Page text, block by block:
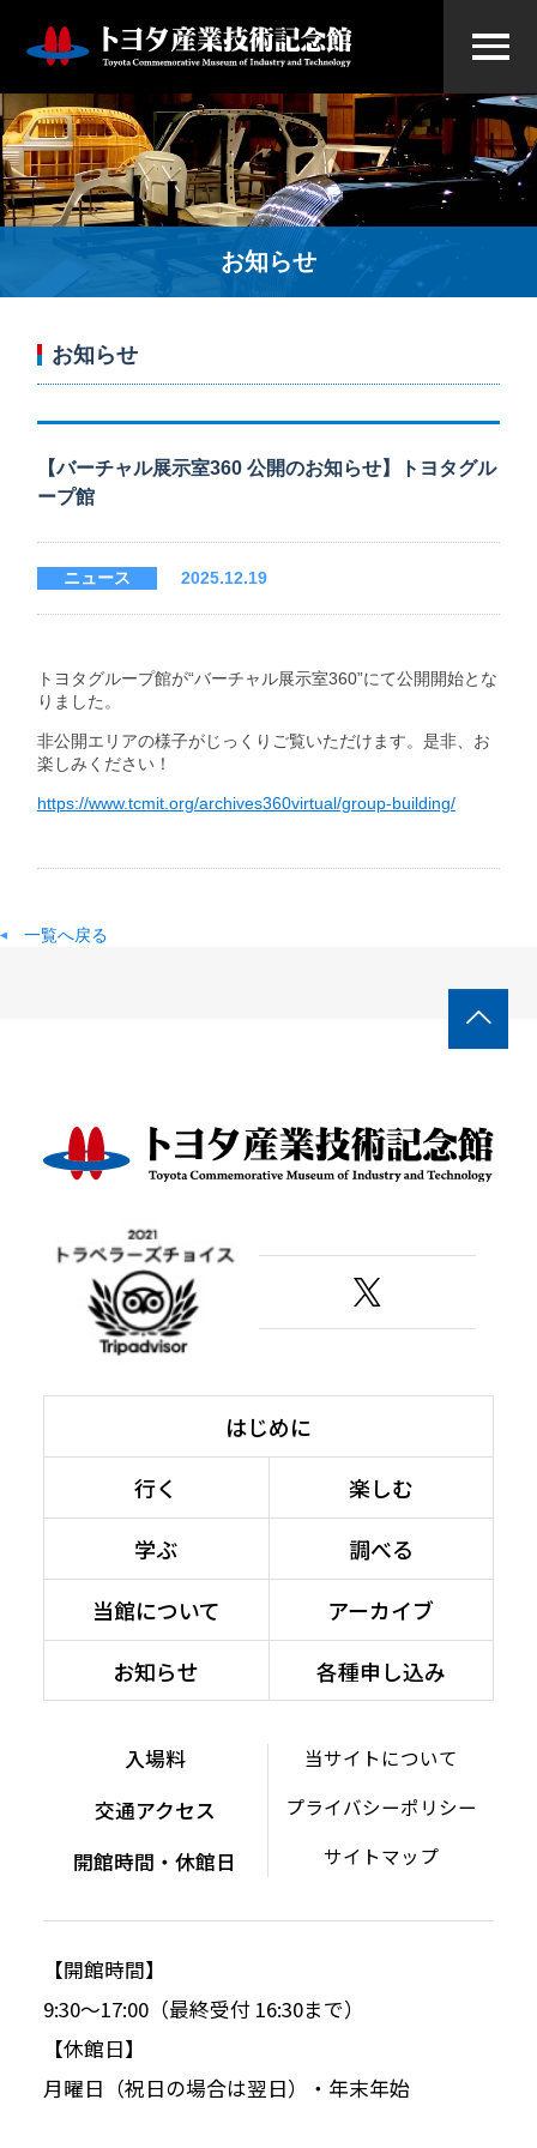
お知らせ
お知らせ
【バーチャル展示室360 公開のお知らせ】トヨタグル
ープ館
ニュース 2025.12.19
トヨタグループ館が“バーチャル展示室360”にて公開開始とな
りました。
非公開エリアの様子がじっくりご覧いただけます。是非、お
楽しみください！
https://www.tcmit.org/archives360virtual/group-building/
一覧へ戻る

はじめに
行く
楽しむ
学ぶ
調べる
当館について
アーカイブ
お知らせ
各種申し込み
入場料
交通アクセス
開館時間・休館日
当サイトについて
プライバシーポリシー
サイトマップ
【開館時間】
9:30～17:00（最終受付 16:30まで）
【休館日】
月曜日（祝日の場合は翌日）・年末年始